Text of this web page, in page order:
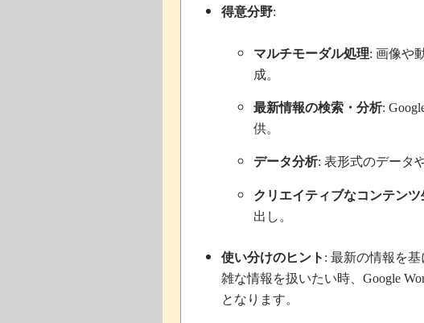
得意分野:
マルチモーダル処理: 画像や
成。
最新情報の検索・分析:
供。
データ分析: 表形式のデータ
クリエイティブなコンテン
出し。
使い分けのヒント : 最新の情報を
雑な情報を扱いたい時、
Google
となります。